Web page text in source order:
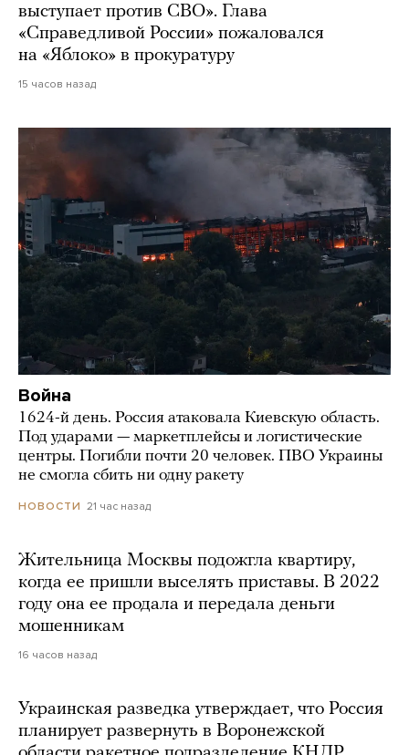
выступает против СВО». Глава
«Справедливой России» пожаловался
на «Яблоко» в прокуратуру
15 часов назад
Война
1624-й день. Россия атаковала Киевскую область.
Под ударами — маркетплейсы и логистические
центры. Погибли почти 20 человек. ПВО Украины
не смогла сбить ни одну ракету
НОВОСТИ 21 час назад
Жительница Москвы подожгла квартиру,
когда ее пришли выселять приставы. В 2022
году она ее продала и передала деньги
мошенникам
16 часов назад
Украинская разведка утверждает, что Россия
планирует развернуть в Воронежской